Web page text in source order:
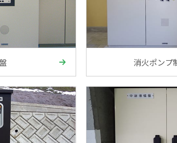
消火ポンプ